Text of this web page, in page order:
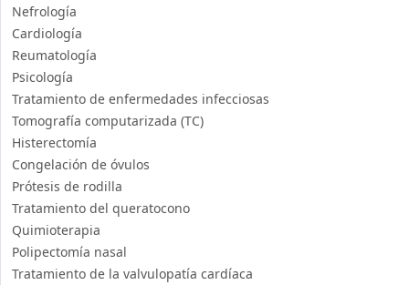
Nefrología
Cardiología
Reumatología
Psicología
Tratamiento de enfermedades infecciosas
Tomografía computarizada (TC)
Histerectomía
Congelación de óvulos
Prótesis de rodilla
Tratamiento del queratocono
Quimioterapia
Polipectomía nasal
Tratamiento de la valvulopatía cardíaca